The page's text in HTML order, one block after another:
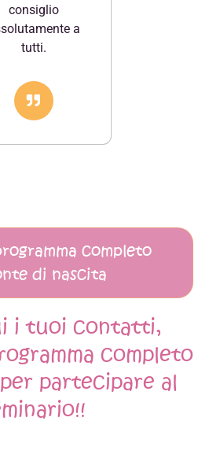
consiglio
a
tutti.
completo
di nascita
i tuoi contatti,
completo
partecipare al